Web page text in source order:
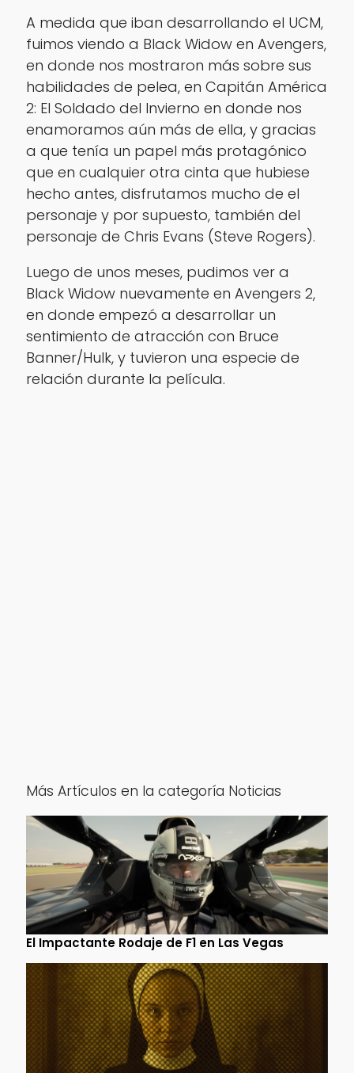
A medida que iban desarrollando el UCM,
fuimos viendo a Black Widow en Avengers,
en donde nos mostraron más sobre sus
habilidades de pelea, en Capitán América
2: El Soldado del Invierno en donde nos
enamoramos aún más de ella, y gracias
a que tenía un papel más protagónico
que en cualquier otra cinta que hubiese
hecho antes, disfrutamos mucho de el
personaje y por supuesto, también del
personaje de Chris Evans (Steve Rogers).
Luego de unos meses, pudimos ver a
Black Widow nuevamente en Avengers 2,
en donde empezó a desarrollar un
sentimiento de atracción con Bruce
Banner/Hulk, y tuvieron una especie de
relación durante la película.
Más Artículos en la categoría Noticias
El Impactante Rodaje de F1 en Las Vegas